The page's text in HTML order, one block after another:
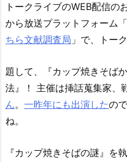
トークライブのWEB配信の
から放送プラットフォーム「
ちら文献調査局 」で、トー
題して、『カップ焼きそば
法』！ 主催は挿話蒐集家、
ん。 一昨年にも出演したの
ね。
『カップ焼きそばの謎』を